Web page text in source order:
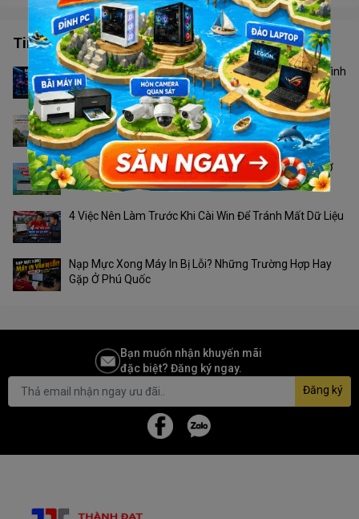
Tin tức công nghệ
Màn Hình 24 Inch Hay 27 Inch? Không Phải Cứ Màn Hình
To Hơn Là Tốt Hơn
Camera Ngoài Trời Nào Phù Hợp Với Thời Tiết Phú
Quốc?
Canon 2900 Hay PIXMA G3010: Nên Chọn Loại Nào Ở
Phú Quốc?
4 Việc Nên Làm Trước Khi Cài Win Để Tránh Mất Dữ Liệu
Nạp Mực Xong Máy In Bị Lỗi? Những Trường Hợp Hay
Gặp Ở Phú Quốc
Bạn muốn nhận khuyến mãi
đặc biệt? Đăng ký ngay.
Đăng ký